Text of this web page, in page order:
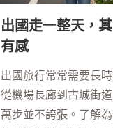
出國走一整天，
有感
出國旅行常常需要長時
從機場長廊到古城街
萬步並不誇張。了解